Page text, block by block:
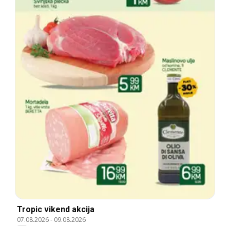
Tropic vikend akcija
07.08.2026- 09.08.2026